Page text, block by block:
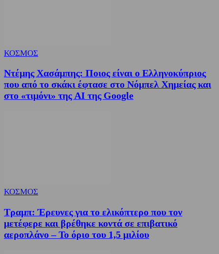
ΚΟΣΜΟΣ
Ντέμης Χασάμπης: Ποιος είναι ο Ελληνοκύπριος
που από το σκάκι έφτασε στο Νόμπελ Χημείας και
στο «τιμόνι» της AI της Google
ΚΟΣΜΟΣ
Τραμπ: Έρευνες για το ελικόπτερο που τον
μετέφερε και βρέθηκε κοντά σε επιβατικό
αεροπλάνο – Το όριο του 1,5 μιλίου